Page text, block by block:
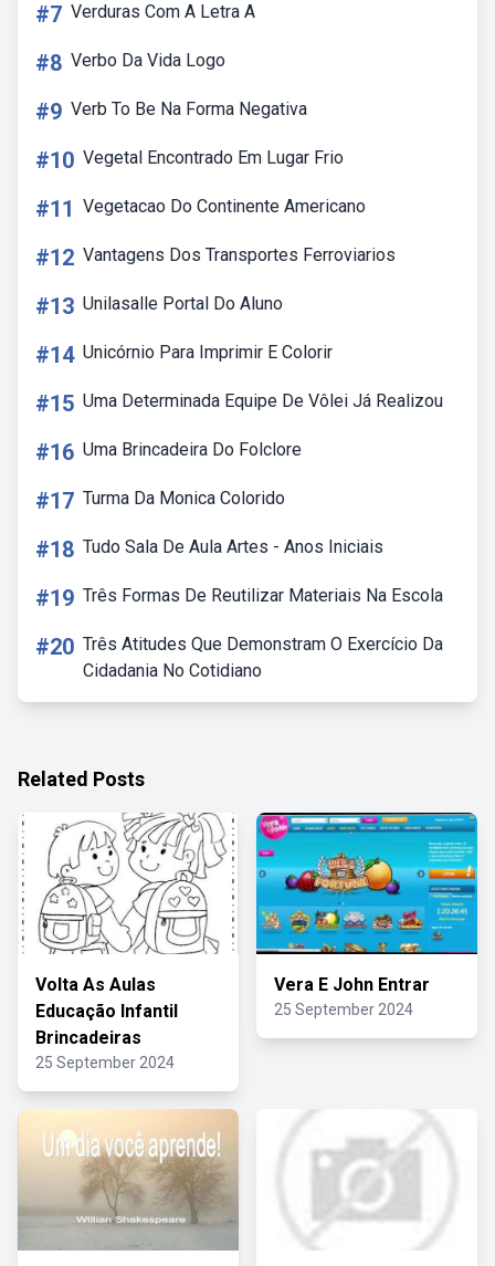
#7 Verduras Com A Letra A
#8 Verbo Da Vida Logo
#9 Verb To Be Na Forma Negativa
#10 Vegetal Encontrado Em Lugar Frio
#11 Vegetacao Do Continente Americano
#12 Vantagens Dos Transportes Ferroviarios
#13 Unilasalle Portal Do Aluno
#14 Unicórnio Para Imprimir E Colorir
#15 Uma Determinada Equipe De Vôlei Já Realizou
#16 Uma Brincadeira Do Folclore
#17 Turma Da Monica Colorido
#18 Tudo Sala De Aula Artes - Anos Iniciais
#19 Três Formas De Reutilizar Materiais Na Escola
#20 Três Atitudes Que Demonstram O Exercício Da
Cidadania No Cotidiano
Related Posts
Volta As Aulas
Educação Infantil
Brincadeiras
25 September 2024
Vera E John Entrar
25 September 2024